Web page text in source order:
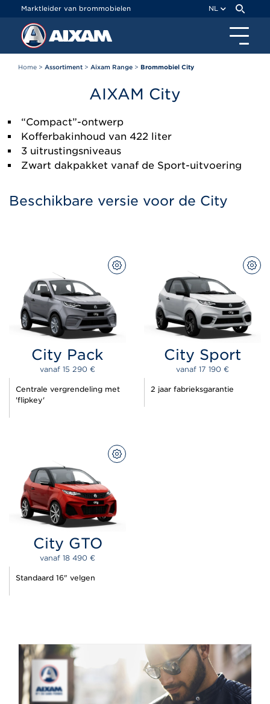
Marktleider van brommobielen NL
Home > Assortiment > Aixam Range > Brommobiel City
AIXAM City
“Compact”-ontwerp
Kofferbakinhoud van 422 liter
3 uitrustingsniveaus
Zwart dakpakket vanaf de Sport-uitvoering
Beschikbare versie voor de City
City Pack
vanaf 15 290 €
CONFIGUREER
Centrale vergrendeling met
'flipkey'
City Sport
vanaf 17 190 €
2 jaar fabrieksgarantie
City GTO
vanaf 18 490 €
CONFIGUREER
Standaard 16" velgen
Cookies beheer paneel